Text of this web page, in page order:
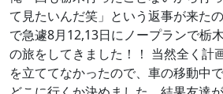
て見たいんだ笑」という返事が来たの
で急遽8月12,13日にノープランで栃木
の旅をしてきました！！ 当然全く計
を立ててなかったので、車の移動中で